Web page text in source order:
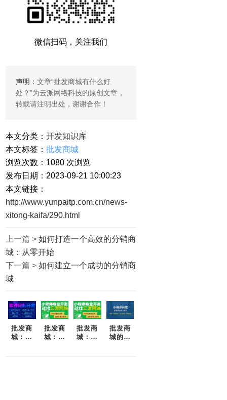
微信扫码，关注我们
声明：文章“批发商城有什么好
处？”为云派网络科技的原创文章，
转载请注明出处，谢谢合作！
本文分类：开发知识库
本文标签：批发商城
浏览次数： 1080 次浏览
发布日期：2023-09-21 10:00:23
本文链接：
http://www.yunpaitp.com.cn/news-
xitong-kaifa/290.html
上一篇 > 如何打造一个高效的分销商
城：从零开始
下一篇 > 如何建立一个成功的分销商
城
批发商
城：为
批发商
城：为
批发商
城：重
批发商
城的好